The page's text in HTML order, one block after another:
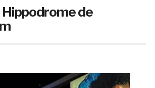
Hippodrome de